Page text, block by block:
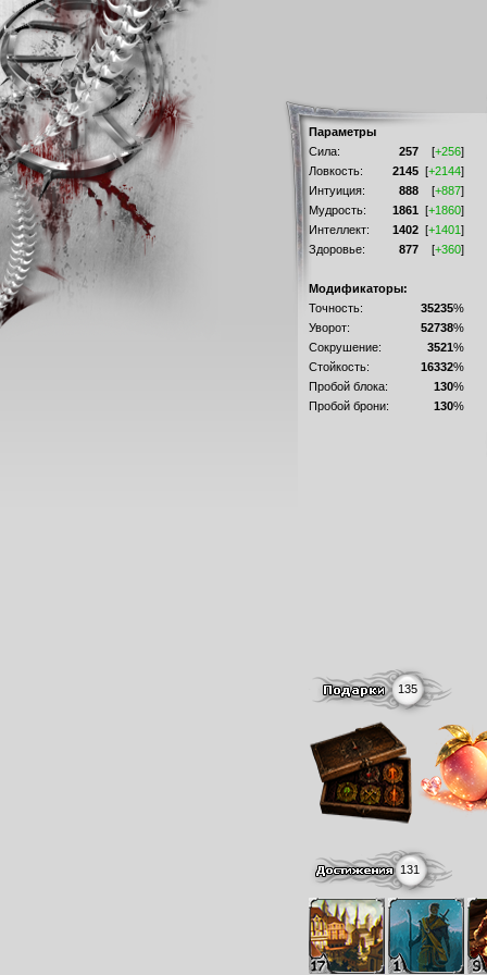
Параметры
Сила:
257 [+256]
Ловкость:
2145 [+2144]
Интуиция:
888 [+887]
Мудрость:
1861 [+1860]
Интеллект:
1402 [+1401]
Здоровье:
877 [+360]
Модификаторы:
Точность:
35235%
Уворот:
52738%
Сокрушение:
3521%
Стойкость:
16332%
Пробой блока:
130%
Пробой брони:
130%
135
131